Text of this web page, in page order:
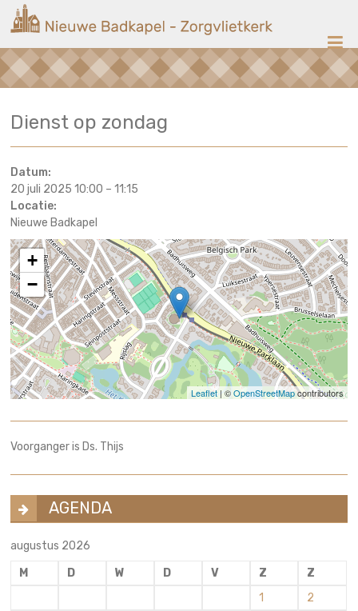
naar
inhoud
Nieuwe
Badkapel
op
Dienst op zondag
Datum:
20 juli 2025 10:00 –11:15
Locatie:
Nieuwe Badkapel
+
−
Leaflet| ©OpenStreetMapcontributors
Voorganger is Ds. Thijs
AGENDA
augustus 2026
M
D W D V Z
Z
1
2